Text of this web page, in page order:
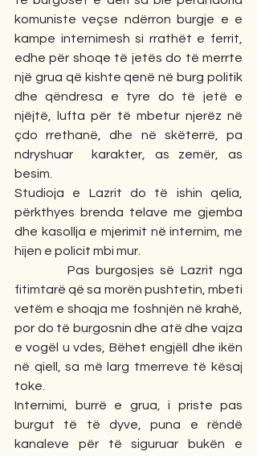
komuniste veçse ndërron burgje e e
kampe internimesh si rrathët e ferrit,
edhe për shoqe të jetës do të merrte
një grua që kishte qenë në burg politik
dhe qëndresa e tyre do të jetë e
njëjtë, lufta për të mbetur njerëz në
çdo rrethanë, dhe në skëterrë, pa
ndryshuar  karakter, as zemër, as
besim.
Studioja e Lazrit do të ishin qelia,
përkthyes brenda telave me gjemba
dhe kasollja e mjerimit në internim, me
hijen e policit mbi mur.
Pas burgosjes së Lazrit nga
fitimtarë që sa morën pushtetin, mbeti
vetëm e shoqja me foshnjën në krahë,
por do të burgosnin dhe atë dhe vajza
e vogël u vdes, Bëhet engjëll dhe ikën
në qiell, sa më larg tmerreve të kësaj
toke.
Internimi, burrë e grua, i priste pas
burgut të të dyve, puna e rëndë
kanaleve për të siguruar bukën e